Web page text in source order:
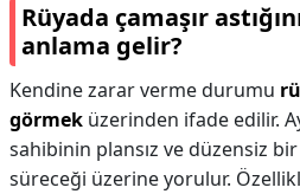
Rüyada çamaşır
anlama gelir?
Kendine zarar verme durumu
görmek üzerinden ifade edilir.
sahibinin plansız ve düzensiz
süreceği üzerine yorulur.